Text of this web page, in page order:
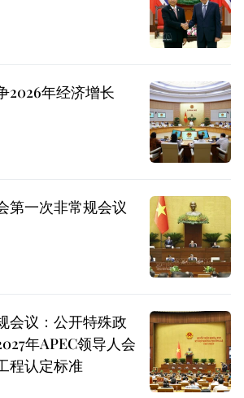
2026年经济增长
第一次非常规会议
会议：公开特殊政
年APEC领导人会
程认定标准